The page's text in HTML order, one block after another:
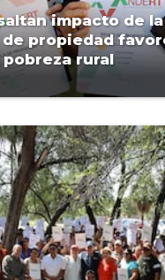
impacto de
propiedad
rural